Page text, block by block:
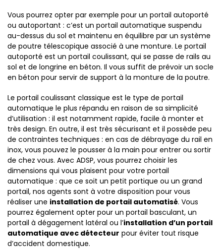
Vous pourrez opter par exemple pour un portail autoporté
ou autoportant : c’est un portail automatique suspendu
au-dessus du sol et maintenu en équilibre par un système
de poutre télescopique associé à une monture. Le portail
autoporté est un portail coulissant, qui se passe de rails au
sol et de longrine en béton. Il vous suffit de prévoir un socle
en béton pour servir de support à la monture de la poutre.
Le portail coulissant classique est le type de portail
automatique le plus répandu en raison de sa simplicité
d’utilisation : il est notamment rapide, facile à monter et
très design. En outre, il est très sécurisant et il possède peu
de contraintes techniques : en cas de débrayage du rail en
inox, vous pouvez le pousser à la main pour entrer ou sortir
de chez vous. Avec ADSP, vous pourrez choisir les
dimensions qui vous plaisent pour votre portail
automatique : que ce soit un petit portique ou un grand
portail, nos agents sont à votre disposition pour vous
réaliser une installation de portail automatisé. Vous
pourrez également opter pour un portail basculant, un
portail à dégagement latéral ou l’installation d’un portail
automatique avec détecteur pour éviter tout risque
d’accident domestique.